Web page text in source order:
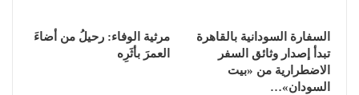
السفارة السودانية بالقاهرة
تبدأ إصدار وثائق السفر
الاضطرارية من «بيت
السودان»…
مرثية الوفاء: رحيلُ من أضاءَ
العمرَ بأثَرِه